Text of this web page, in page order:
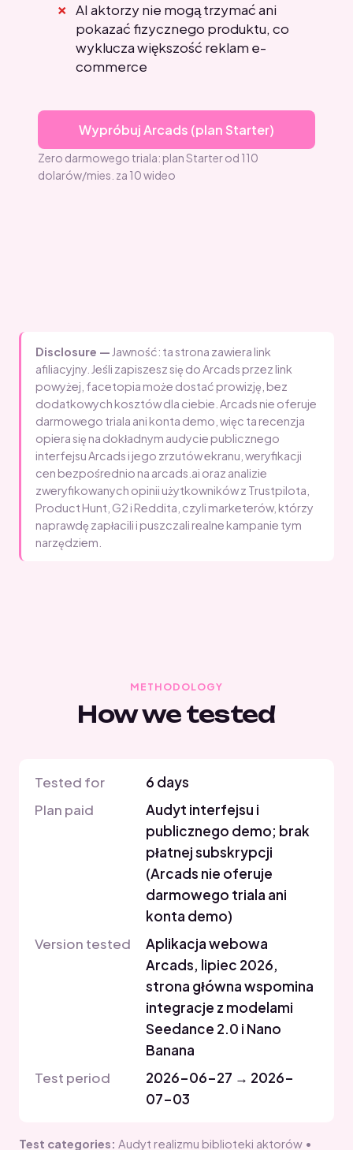
AI aktorzy nie mogą trzymać ani
pokazać fizycznego produktu, co
wyklucza większość reklam e-
commerce
Wypróbuj Arcads (plan Starter)
Zero darmowego triala: plan Starter od 110
dolarów/mies. za 10 wideo
Disclosure — Jawność: ta strona zawiera link
afiliacyjny. Jeśli zapiszesz się do Arcads przez link
powyżej, facetopia może dostać prowizję, bez
dodatkowych kosztów dla ciebie. Arcads nie oferuje
darmowego triala ani konta demo, więc ta recenzja
opiera się na dokładnym audycie publicznego
interfejsu Arcads i jego zrzutów ekranu, weryfikacji
cen bezpośrednio na arcads.ai oraz analizie
zweryfikowanych opinii użytkowników z Trustpilota,
Product Hunt, G2 i Reddita, czyli marketerów, którzy
naprawdę zapłacili i puszczali realne kampanie tym
narzędziem.
METHODOLOGY
How we tested
Tested for
6 days
Plan paid
Audyt interfejsu i
publicznego demo; brak
płatnej subskrypcji
(Arcads nie oferuje
darmowego triala ani
konta demo)
Version tested
Aplikacja webowa
Arcads, lipiec 2026,
strona główna wspomina
integracje z modelami
Seedance 2.0 i Nano
Banana
Test period
2026-06-27 → 2026-
07-03
Test categories: Audyt realizmu biblioteki aktorów •